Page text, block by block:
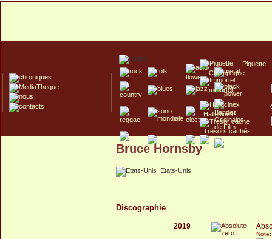
Piquette
Champagne
Immortel
Hallucinex!
Trésors cachés
Culte/Collector
Bruce Hornsby
Etats-Unis
Discographie
2019